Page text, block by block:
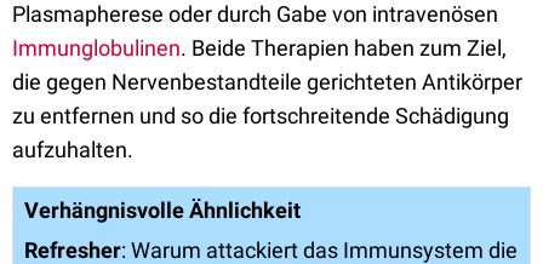
Plasmapherese oder durch Gabe von intravenösen
Immunglobulinen. Beide Therapien haben zum Ziel,
die gegen Nervenbestandteile gerichteten Antikörper
zu entfernen und so die fortschreitende Schädigung
aufzuhalten.
Verhängnisvolle Ähnlichkeit
Refresher: Warum attackiert das Immunsystem die